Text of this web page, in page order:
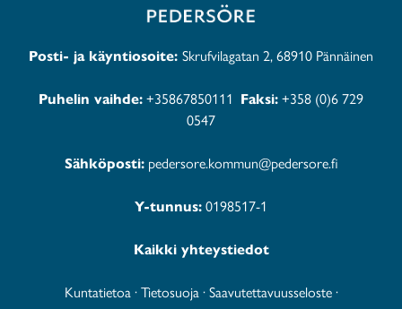
Posti- ja käyntiosoite: Skrufvilagatan 2, 68910 Pännäinen
Puhelin vaihde:+35867850111 Faksi:+358 (0)6 729
0547
Sähköposti: pedersore.kommun@pedersore.fi
Y-tunnus:0198517-1
Kaikki yhteystiedot
Kuntatietoa·Tietosuoja·Saavutettavuusseloste·